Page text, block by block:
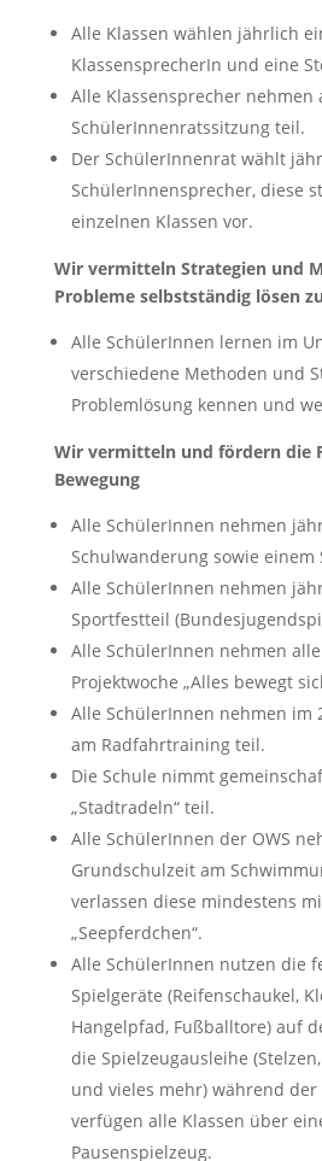
Alle Klassen wählen jährlich
KlassensprecherIn und eine
Alle Klassensprecher
SchülerInnenratssitzung teil.
Der SchülerInnenrat wählt
SchülerInnensprecher, diese
einzelnen Klassen vor.
Wir vermitteln Strategien und
Probleme selbstständig lösen
Alle SchülerInnen lernen im
verschiedene Methoden und
Problemlösung kennen und
Wir vermitteln und fördern die
Bewegung
Alle SchülerInnen nehmen
Schulwanderung sowie einem
Alle SchülerInnen nehmen
Sportfestteil
Alle SchülerInnen nehmen
Projektwoche „Alles bewegt
Alle SchülerInnen nehmen im
am Radfahrtraining teil.
Die Schule nimmt
„Stadtradeln“ teil.
Alle SchülerInnen der OWS
Grundschulzeit am
verlassen diese mindestens
„Seepferdchen“.
Alle SchülerInnen nutzen die
Spielgeräte (Reifenschaukel,
Hangelpfad, Fußballtore) auf
die Spielzeugausleihe
und vieles mehr) während der
verfügen alle Klassen über
Pausenspielzeug.